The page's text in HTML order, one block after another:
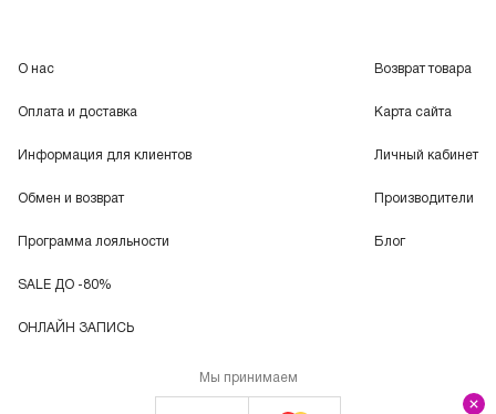
О нас
Оплата и доставка
Информация для клиентов
Обмен и возврат
Программа лояльности
SALE ДО -80%
ОНЛАЙН ЗАПИСЬ
Возврат товара
Карта сайта
Личный кабинет
Производители
Блог
Мы принимаем